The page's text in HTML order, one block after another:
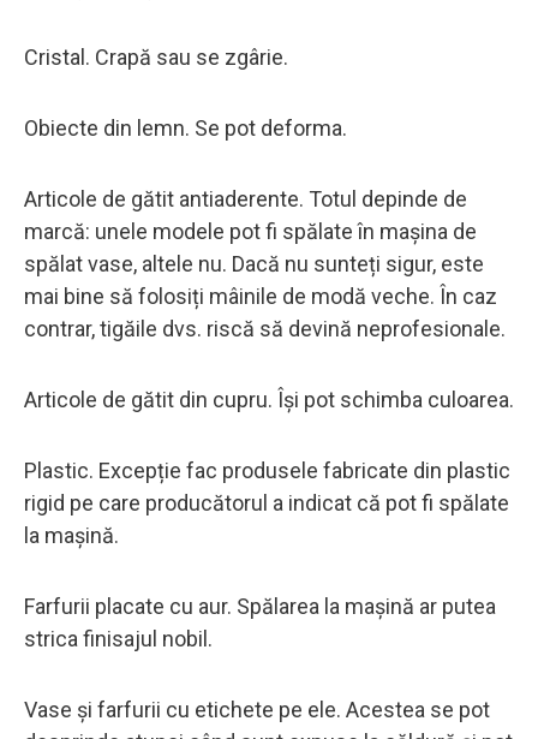
Cristal. Crapă sau se zgârie.
Obiecte din lemn. Se pot deforma.
Articole de gătit antiaderente. Totul depinde de
marcă: unele modele pot fi spălate în mașina de
spălat vase, altele nu. Dacă nu sunteți sigur, este
mai bine să folosiți mâinile de modă veche. În caz
contrar, tigăile dvs. riscă să devină neprofesionale.
Articole de gătit din cupru. Își pot schimba culoarea.
Plastic. Excepție fac produsele fabricate din plastic
rigid pe care producătorul a indicat că pot fi spălate
la mașină.
Farfurii placate cu aur. Spălarea la mașină ar putea
strica finisajul nobil.
Vase și farfurii cu etichete pe ele. Acestea se pot